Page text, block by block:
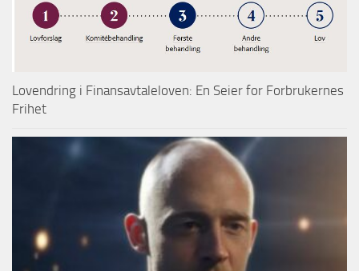
Lovendring i Finansavtaleloven: En Seier for Forbrukernes
Frihet